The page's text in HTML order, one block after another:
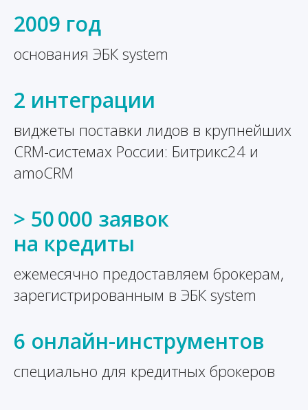
2009 год
основания ЭБК system
2 интеграции
виджеты поставки лидов в крупнейших
CRM-системах России: Битрикс24 и
amoCRM
> 50 000 заявок
на кредиты
ежемесячно предоставляем брокерам,
зарегистрированным в ЭБК system
6 онлайн-инструментов
специально для кредитных брокеров